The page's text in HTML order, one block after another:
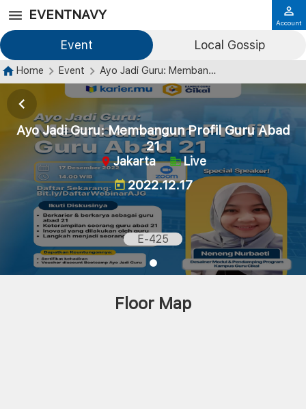
EVENTNAVY
Event Local Gossip
Account
Home Event Ayo Jadi Guru: Membangun Profil Guru Abad 21
Ayo Jadi Guru: Membangun Profil Guru Abad
21
Jakarta Live
2022.12.17
E-425
Floor Map